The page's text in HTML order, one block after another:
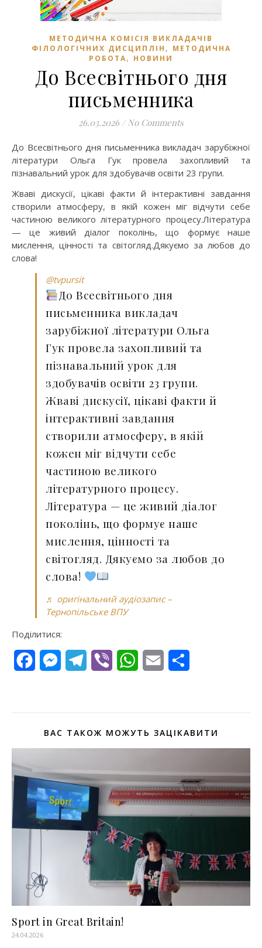
МЕТОДИЧНА КОМІСІЯ ВИКЛАДАЧІВ
ФІЛОЛОГІЧНИХ ДИСЦИПЛІН , МЕТОДИЧНА
РОБОТА, НОВИНИ
До Всесвітнього дня
письменника
26.03.2026 / No Comments
До Всесвітнього дня письменника викладач зарубіжної
літератури Ольга Гук провела захопливий та
пізнавальний урок для здобувачів освіти 23 групи.
Жваві дискусії, цікаві факти й інтерактивні завдання
створили атмосферу, в якій кожен міг відчути себе
частиною великого літературного процесу.Література
— це живий діалог поколінь, що формує наше
мислення, цінності та світогляд.Дякуємо за любов до
слова!
@tvpursit
До Всесвітнього дня
письменника викладач
зарубіжної літератури Ольга
Гук провела захопливий та
пізнавальний урок для
здобувачів освіти 23 групи.
Жваві дискусії, цікаві факти й
інтерактивні завдання
створили атмосферу, в якій
кожен міг відчути себе
частиною великого
літературного процесу.
Література — це живий діалог
поколінь, що формує наше
мислення, цінності та
світогляд. Дякуємо за любов до
слова!
♬ оригінальний аудіозапис –
Тернопільське ВПУ
Поділитися:
FacebookMessengerTelegram
Viber WhatsApp
Email
ВАС ТАКОЖ МОЖУТЬ ЗАЦІКАВИТИ
Sport in Great Britain!
24.04.2026